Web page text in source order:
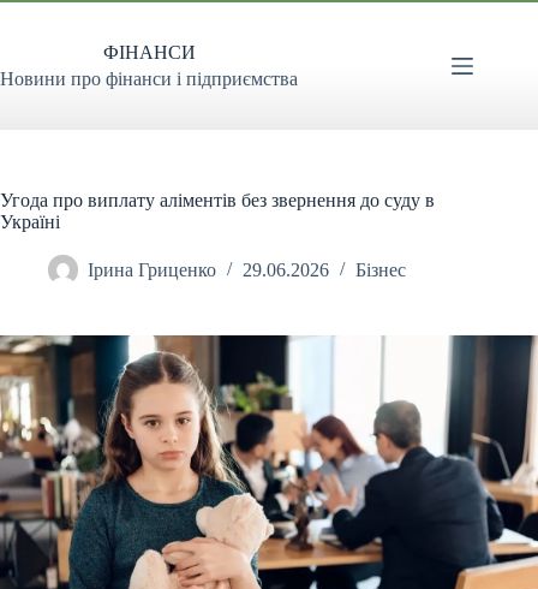
Перейти
ФІНАНСИ
Новини про фінанси і підприємства
Угода про виплату аліментів без звернення до суду в
Україні
Ірина Гриценко 29.06.2026 Бізнес